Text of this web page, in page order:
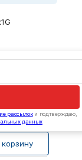
рассылоки подтверждаю,
данных